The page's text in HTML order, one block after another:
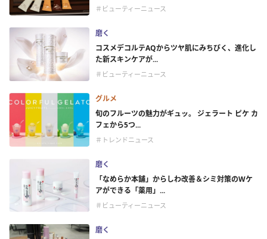
＃ビューティーニュース
磨く
コスメデコルテAQからツヤ肌にみちびく、進化し
た新スキンケアが...
＃ビューティーニュース
グルメ
旬のフルーツの魅力がギュッ。 ジェラート ピケ カ
フェから5つ...
＃トレンドニュース
磨く
「なめらか本舗」からしわ改善＆シミ対策のWケ
アができる「薬用」...
＃ビューティーニュース
磨く